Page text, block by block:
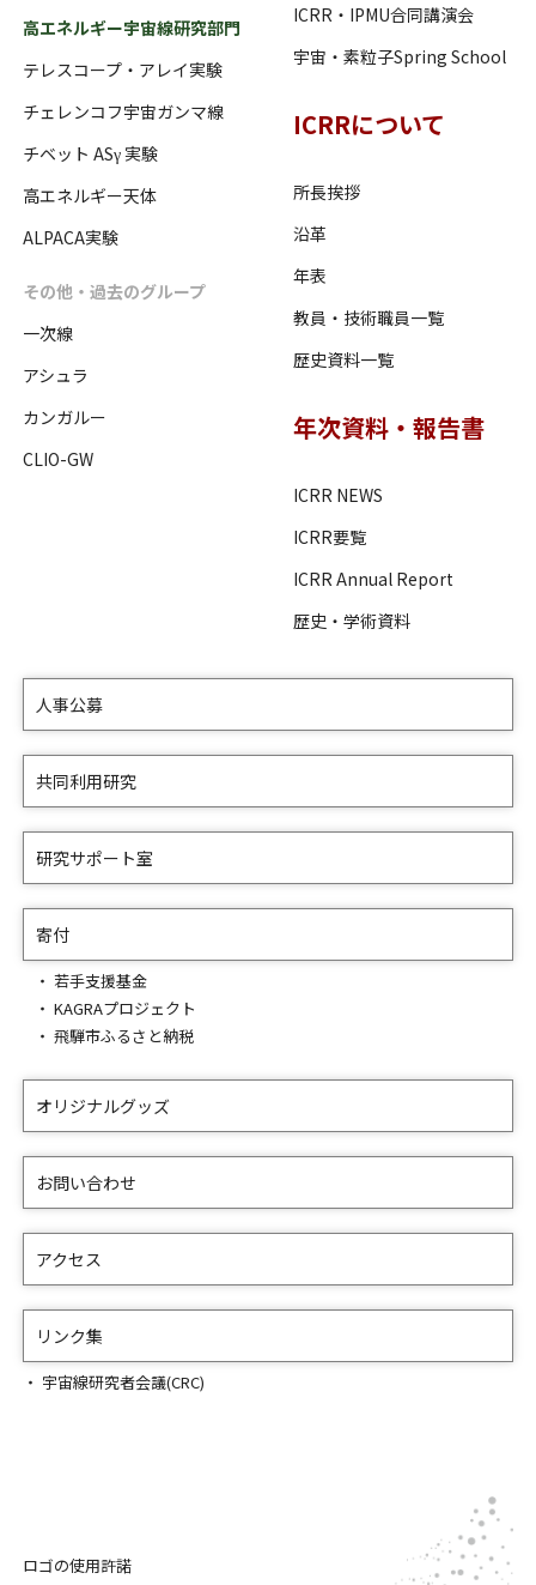
高エネルギー宇宙線研究部門
テレスコープ・アレイ実験
チェレンコフ宇宙ガンマ線
チベット ASγ 実験
高エネルギー天体
ALPACA実験
その他・過去のグループ
一次線
アシュラ
カンガルー
CLIO-GW
ICRR・IPMU合同講演会
宇宙・素粒子Spring School
ICRRについて
所長挨拶
沿革
年表
教員・技術職員一覧
歴史資料一覧
年次資料・報告書
ICRR NEWS
ICRR要覧
ICRR Annual Report
歴史・学術資料
人事公募
共同利用研究
研究サポート室
寄付
若手支援基金
KAGRAプロジェクト
飛騨市ふるさと納税
オリジナルグッズ
お問い合わせ
アクセス
リンク集
宇宙線研究者会議(CRC)
ロゴの使用許諾